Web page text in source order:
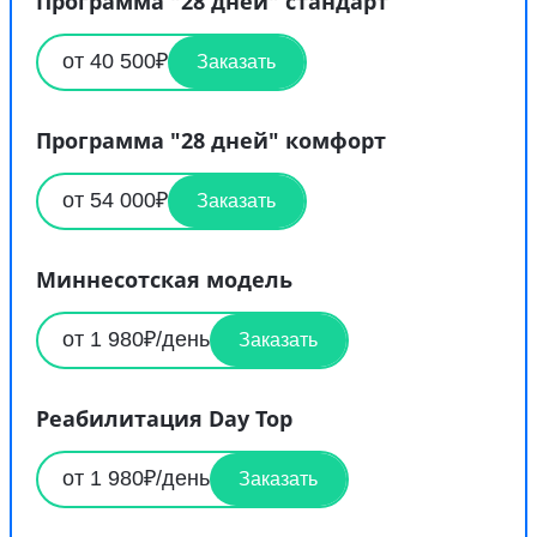
от 40 500₽ Заказать
Программа "28 дней" комфорт
от 54 000₽ Заказать
Миннесотская модель
от 1 980₽/день Заказать
Реабилитация Day Top
от 1 980₽/день Заказать